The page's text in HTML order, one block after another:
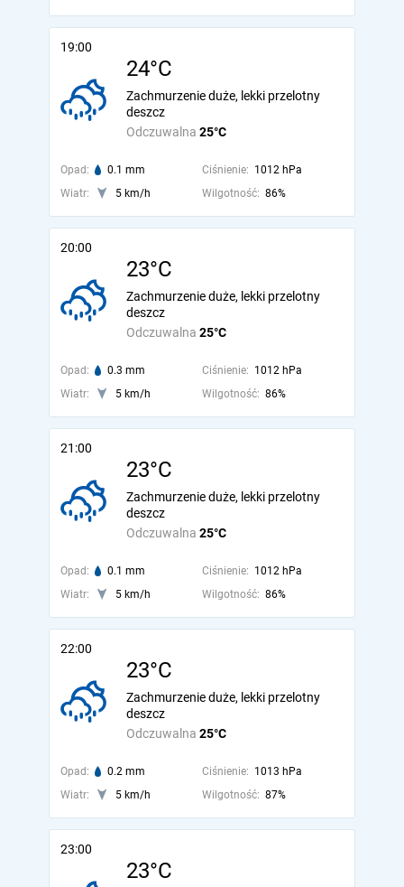
19:00
24°C
Odczuwalna 25°C
Zachmurzenie duże, lekki przelotny
deszcz
Opad: 0.1 mm Ciśnienie: 1012 hPa
Wiatr:
5 km/h Wilgotność: 86%
20:00
23°C
Odczuwalna 25°C
Zachmurzenie duże, lekki przelotny
deszcz
Opad: 0.3 mm Ciśnienie: 1012 hPa
Wiatr:
5 km/h Wilgotność: 86%
21:00
23°C
Odczuwalna 25°C
Zachmurzenie duże, lekki przelotny
deszcz
Opad: 0.1 mm Ciśnienie: 1012 hPa
Wiatr:
5 km/h Wilgotność: 86%
22:00
23°C
Odczuwalna 25°C
Zachmurzenie duże, lekki przelotny
deszcz
Opad: 0.2 mm Ciśnienie: 1013 hPa
Wiatr:
5 km/h Wilgotność: 87%
23:00
23°C